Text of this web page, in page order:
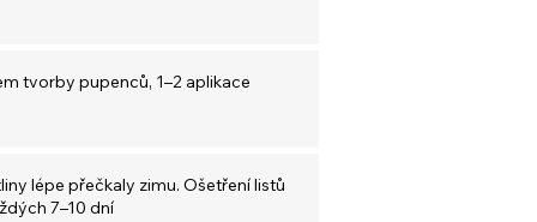
tvorby pupenců, 1–2 aplikace
lépe přečkaly zimu. Ošetření listů
7–10 dní